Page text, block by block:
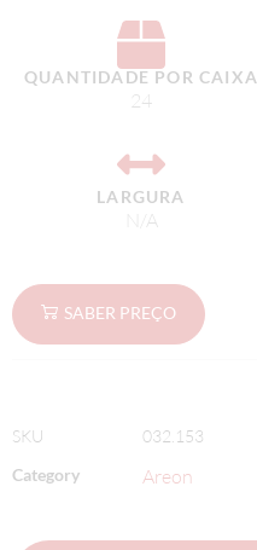
QUANTIDADE POR CAIXA
24
LARGURA
N/A
SABER PREÇO
SKU
032.153
Category
Areon